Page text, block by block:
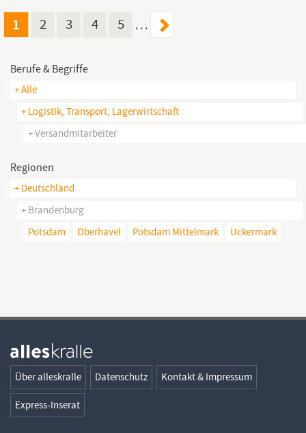
Versandmitarbeiter
1 2 3 4 5 …
Berufe & Begriffe
+ Alle
+ Logistik, Transport, Lagerwirtschaft
+ Versandmitarbeiter
Regionen
+ Deutschland
+ Brandenburg
Potsdam
Oberhavel Potsdam Mittelmark Uckermark
Über alleskralle Datenschutz Kontakt & Impressum
Express-Inserat